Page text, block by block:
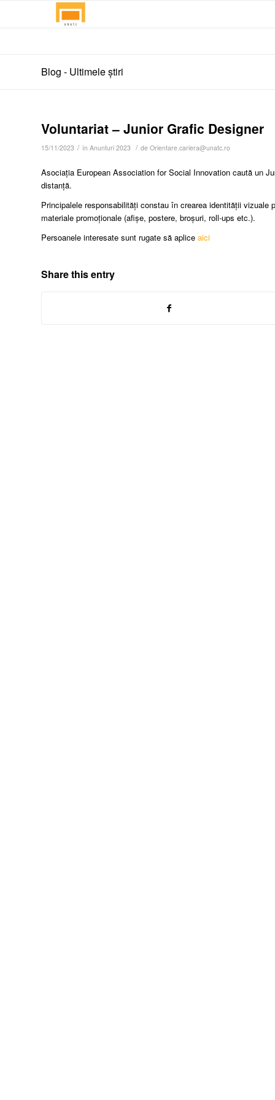
Blog - Ultimele știri
Voluntariat – Junior Grafic Designer
15/11/2023 / în Anunturi 2023 / de Orientare.cariera@unatc.ro
Asociația European Association for Social Innovation caută un
distanță.
Principalele responsabilități constau în crearea identității
materiale promoționale (afișe, postere, broșuri, roll-ups etc.).
Persoanele interesate sunt rugate să aplice aici
Share this entry